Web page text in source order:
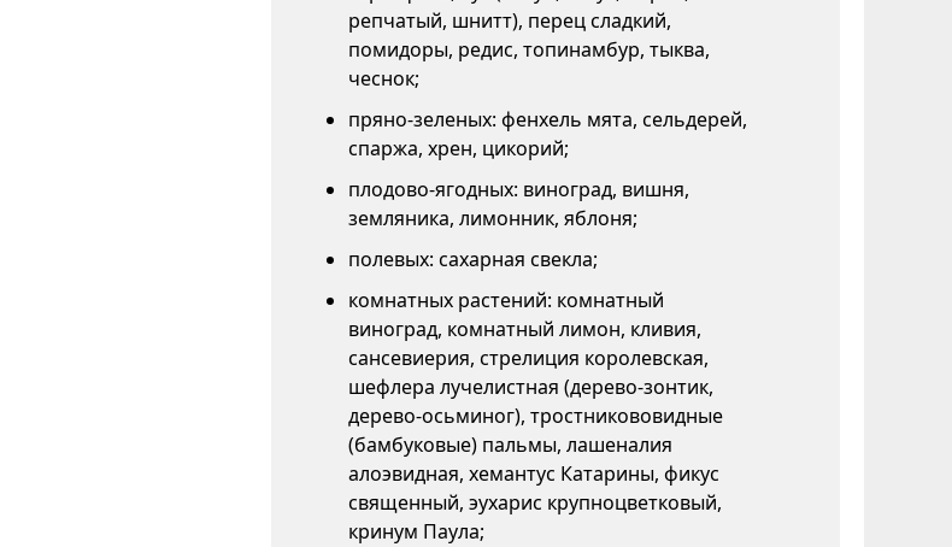
репчатый, шнитт), перец сладкий,
помидоры, редис, топинамбур, тыква,
чеснок;
пряно-зеленых: фенхель мята, сельдерей,
спаржа, хрен, цикорий;
плодово-ягодных: виноград, вишня,
земляника, лимонник, яблоня;
полевых: сахарная свекла;
комнатных растений: комнатный
виноград, комнатный лимон, кливия,
сансевиерия, стрелиция королевская,
шефлера лучелистная (дерево-зонтик,
дерево-осьминог), тростникововидные
(бамбуковые) пальмы, лашеналия
алоэвидная, хемантус Катарины, фикус
священный, эухарис крупноцветковый,
кринум Паула;